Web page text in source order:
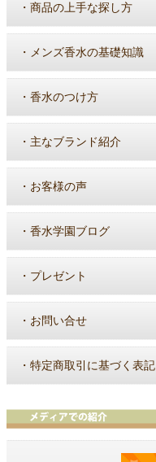
・ 商品の上手な探し方
・ メンズ香水の基礎知識
・ 香水のつけ方
・ 主なブランド紹介
・ お客様の声
・ 香水学園ブログ
・ プレゼント
・ お問い合せ
・ 特定商取引に基づく表記